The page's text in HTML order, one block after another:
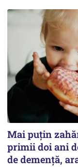
Mai puțin
primii doi ani
de demență,